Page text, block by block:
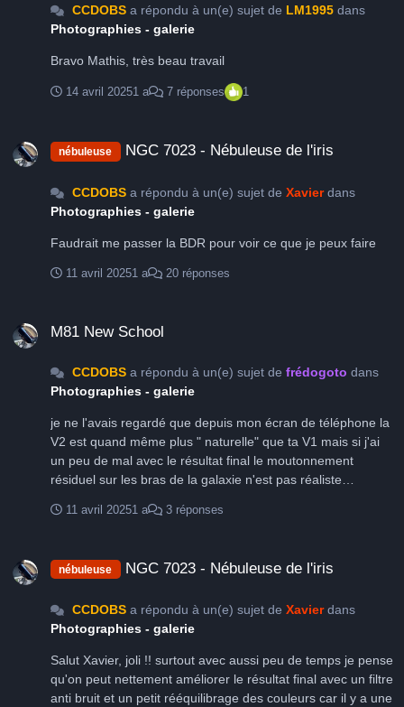
CCDOBSa répondu à un(e) sujet de LM1995dans
Photographies - galerie
Bravo Mathis, très beau travail
14 avril 20251 a 7 réponses 1
nébuleuse NGC 7023 - Nébuleuse de l'iris
CCDOBSa répondu à un(e) sujet de Xavierdans
Photographies - galerie
Faudrait me passer la BDR pour voir ce que je peux faire
11 avril 20251 a 20 réponses
M81 New School
CCDOBSa répondu à un(e) sujet de frédogoto dans
Photographies - galerie
je ne l'avais regardé que depuis mon écran de téléphone la
V2 est quand même plus " naturelle" que ta V1 mais si j'ai
un peu de mal avec le résultat final le moutonnement
résiduel sur les bras de la galaxie n'est pas réaliste
Vivement une V3 car le signal est là
11 avril 20251 a 3 réponses
nébuleuse NGC 7023 - Nébuleuse de l'iris
CCDOBSa répondu à un(e) sujet de Xavierdans
Photographies - galerie
Salut Xavier, joli !! surtout avec aussi peu de temps je pense
qu'on peut nettement améliorer le résultat final avec un filtre
anti bruit et un petit rééquilibrage des couleurs car il y a une